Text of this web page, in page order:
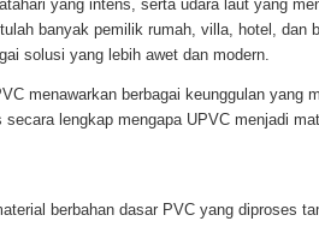
yang intens, serta udara laut yang
banyak pemilik rumah, villa, hotel, dan
solusi yang lebih awet dan modern.
menawarkan berbagai keunggulan yang
lengkap mengapa UPVC menjadi
berbahan dasar PVC yang diproses